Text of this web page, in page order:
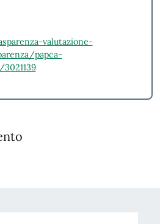
valutazione-
papca-